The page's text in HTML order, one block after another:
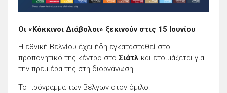
Οι «Κόκκινοι Διάβολοι» ξεκινούν στις 15 Ιουνίου
Η εθνική Βελγίου έχει ήδη εγκατασταθεί στο
προπονητικό της κέντρο στο Σιάτλ και ετοιμάζεται για
την πρεμιέρα της στη διοργάνωση.
Το πρόγραμμα των Βέλγων στον όμιλο: